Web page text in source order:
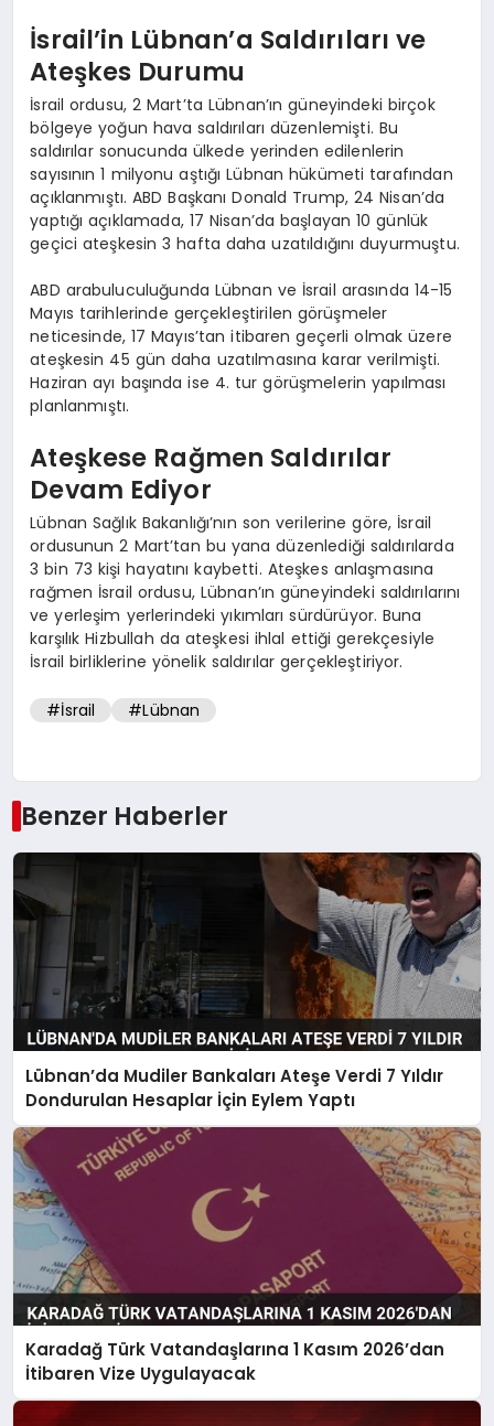
İsrail’in Lübnan’a Saldırıları ve
Ateşkes Durumu
İsrail ordusu, 2 Mart’ta Lübnan’ın güneyindeki birçok
bölgeye yoğun hava saldırıları düzenlemişti. Bu
saldırılar sonucunda ülkede yerinden edilenlerin
sayısının 1 milyonu aştığı Lübnan hükümeti tarafından
açıklanmıştı. ABD Başkanı Donald Trump, 24 Nisan’da
yaptığı açıklamada, 17 Nisan’da başlayan 10 günlük
geçici ateşkesin 3 hafta daha uzatıldığını duyurmuştu.
ABD arabuluculuğunda Lübnan ve İsrail arasında 14-15
Mayıs tarihlerinde gerçekleştirilen görüşmeler
neticesinde, 17 Mayıs’tan itibaren geçerli olmak üzere
ateşkesin 45 gün daha uzatılmasına karar verilmişti.
Haziran ayı başında ise 4. tur görüşmelerin yapılması
planlanmıştı.
Ateşkese Rağmen Saldırılar
Devam Ediyor
Lübnan Sağlık Bakanlığı’nın son verilerine göre, İsrail
ordusunun 2 Mart’tan bu yana düzenlediği saldırılarda
3 bin 73 kişi hayatını kaybetti. Ateşkes anlaşmasına
rağmen İsrail ordusu, Lübnan’ın güneyindeki saldırılarını
ve yerleşim yerlerindeki yıkımları sürdürüyor. Buna
karşılık Hizbullah da ateşkesi ihlal ettiği gerekçesiyle
İsrail birliklerine yönelik saldırılar gerçekleştiriyor.
#İsrail #Lübnan
Benzer Haberler
Lübnan’da Mudiler Bankaları Ateşe Verdi 7 Yıldır
Dondurulan Hesaplar İçin Eylem Yaptı
Karadağ Türk Vatandaşlarına 1 Kasım 2026’dan
İtibaren Vize Uygulayacak